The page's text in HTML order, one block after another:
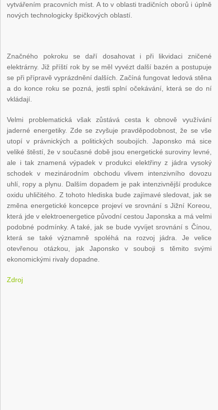
vytvářením pracovních míst. A to v oblasti tradičních oborů i úplně
nových technologicky špičkových oblastí.
Značného pokroku se daří dosahovat i při likvidaci zničené
elektrárny. Již příští rok by se měl vyvézt další bazén a postupuje
se při přípravě vyprázdnění dalších. Začíná fungovat ledová stěna
a do konce roku se pozná, jestli splní očekávání, která se do ní
vkládají.
Velmi problematická však zůstává cesta k obnově využívání
jaderné energetiky. Zde se zvyšuje pravděpodobnost, že se vše
utopí v právnických a politických soubojích. Japonsko má sice
veliké štěstí, že v současné době jsou energetické suroviny levné,
ale i tak znamená výpadek v produkci elektřiny z jádra vysoký
schodek v mezinárodním obchodu vlivem intenzivního dovozu
uhlí, ropy a plynu. Dalším dopadem je pak intenzivnější produkce
oxidu uhličitého. Z tohoto hlediska bude zajímavé sledovat, jak se
změna energetické koncepce projeví ve srovnání s Jižní Koreou,
která jde v elektroenergetice původní cestou Japonska a má velmi
podobné podmínky. A také, jak se bude vyvíjet srovnání s Čínou,
která se také významně spoléhá na rozvoj jádra. Je velice
otevřenou otázkou, jak Japonsko v souboji s těmito svými
ekonomickými rivaly dopadne.
Zdroj